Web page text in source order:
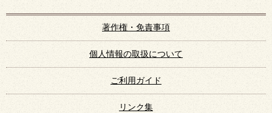
著作権・免責事項
個人情報の取扱について
ご利用ガイド
リンク集